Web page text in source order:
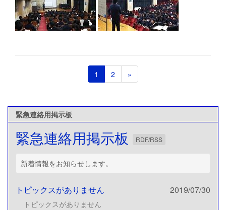
1 2 »
緊急連絡用掲示板
緊急連絡用掲示板 RDF/RSS
新着情報をお知らせします。
トピックスがありません 2019/07/30
トピックスがありません